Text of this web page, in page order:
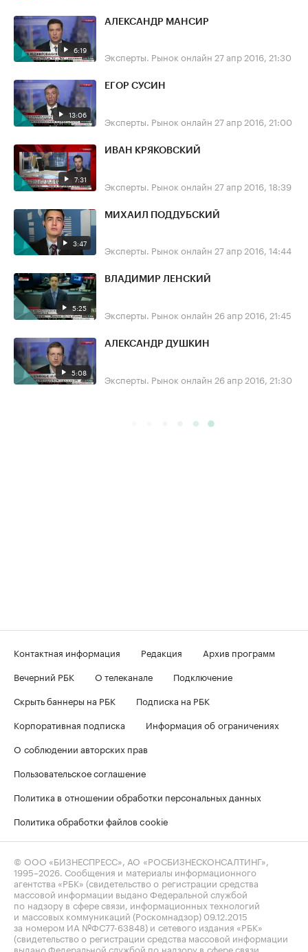
6:19
АЛЕКСАНДР МАНСИР
Эксперты. Рынок онлайн 27 апр 2016, 21:30
13:06
ЕГОР СУСИН
Эксперты. Рынок онлайн 27 апр 2016, 21:00
7:31
ИВАН КРЯКОВСКИЙ
Эксперты. Рынок онлайн 27 апр 2016, 18:39
3:47
МИХАИЛ ПОДДУБСКИЙ
Эксперты. Рынок онлайн 27 апр 2016, 14:44
5:25
ВЛАДИМИР ЛЕНСКИЙ
Эксперты. Рынок онлайн 26 апр 2016, 21:45
5:08
АЛЕКСАНДР ДУШКИН
Эксперты. Рынок онлайн 26 апр 2016, 21:30
Контактная информация Редакция
Архив программ
Вечерний РБК
О телеканале
Подключение
Скрыть баннеры на РБК
Подписка на РБК
Корпоративная подписка
Информация об ограничениях
О соблюдении авторских прав
Пользовательское соглашение
Политика в отношении обработки персональных данных
Политика обработки файлов cookie
© ООО «БИЗНЕСПРЕСС», АО «РОСБИЗНЕСКОНСАЛТИНГ»,
1995–2026 . Сообщения и материалы информационного
агентства «РБК» (свидетельство о регистрации средства
массовой информации выдано Федеральной службой
по надзору в сфере связи, информационных технологий
и массовых коммуникаций (Роскомнадзор) 09.12.2015
за номером ИА №ФС77-63848) и сетевого издания «РБК»
(свидетельство о регистрации средства массовой информации
выдано Федеральной службой по надзору в сфере связи,